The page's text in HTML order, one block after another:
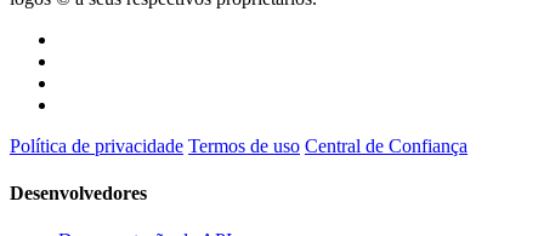
Política de privacidade Termos de uso Central de Confiança
Desenvolvedores